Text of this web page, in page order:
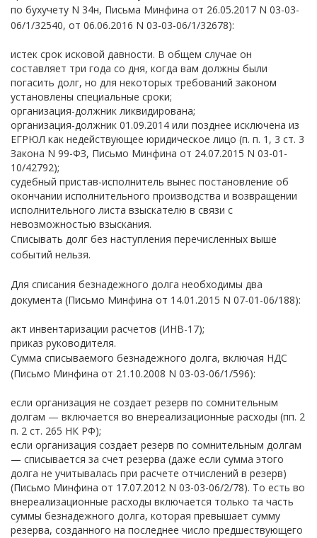
по бухучету N 34н, Письма Минфина от 26.05.2017 N 03-03-
06/1/32540, от 06.06.2016 N 03-03-06/1/32678):
истек срок исковой давности. В общем случае он
составляет три года со дня, когда вам должны были
погасить долг, но для некоторых требований законом
установлены специальные сроки;
организация-должник ликвидирована;
организация-должник 01.09.2014 или позднее исключена из
ЕГРЮЛ как недействующее юридическое лицо (п. п. 1, 3 ст. 3
Закона N 99-ФЗ, Письмо Минфина от 24.07.2015 N 03-01-
10/42792);
судебный пристав-исполнитель вынес постановление об
окончании исполнительного производства и возвращении
исполнительного листа взыскателю в связи с
невозможностью взыскания.
Списывать долг без наступления перечисленных выше
событий нельзя.
Для списания безнадежного долга необходимы два
документа (Письмо Минфина от 14.01.2015 N 07-01-06/188):
акт инвентаризации расчетов (ИНВ-17);
приказ руководителя.
Сумма списываемого безнадежного долга, включая НДС
(Письмо Минфина от 21.10.2008 N 03-03-06/1/596):
если организация не создает резерв по сомнительным
долгам — включается во внереализационные расходы (пп. 2
п. 2 ст. 265 НК РФ);
если организация создает резерв по сомнительным долгам
— списывается за счет резерва (даже если сумма этого
долга не учитывалась при расчете отчислений в резерв)
(Письмо Минфина от 17.07.2012 N 03-03-06/2/78). То есть во
внереализационные расходы включается только та часть
суммы безнадежного долга, которая превышает сумму
резерва, созданного на последнее число предшествующего